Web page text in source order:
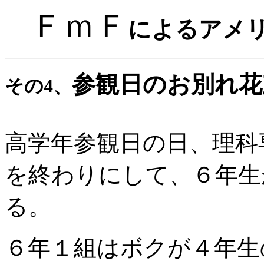
ＦｍＦ によるアメ
その4、 参観日のお別れ
高学年参観日の日、理
を終わりにして、６年
る。
６年１組はボクが４年